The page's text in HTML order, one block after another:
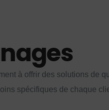
à offrir des solutions de
spécifiques de chaque